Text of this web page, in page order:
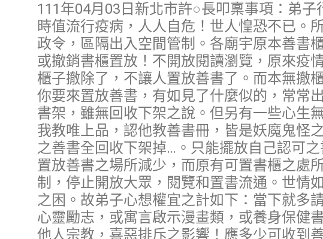
111年04月03日新北市許○長叩稟事項：弟子
時值流行疫病，人人自危！世人惶恐不已。
政令，區隔出入空間管制。各廟宇原本善書
或撤銷書櫃置放！不開放閱讀瀏覽，原來疫
櫃子撤除了，不讓人置放善書了。而本無撤
你要來置放善書，有如見了什麼似的，常常
書架，雖無回收下架之說。但另有一些心生
我教唯上品，認他教善書冊，皆是妖魔鬼怪
之善書全回收下架掉…。只能擺放自己認可
置放善書之場所減少，而原有可置書櫃之處
制，停止開放大眾，閱覽和置書流通。世情
之困。故弟子心想權宜之計如下：當下就多
心靈勵志，或寓言啟示漫畫類，或養身保健
他人宗教，喜惡排斥之影響！應多少可收到